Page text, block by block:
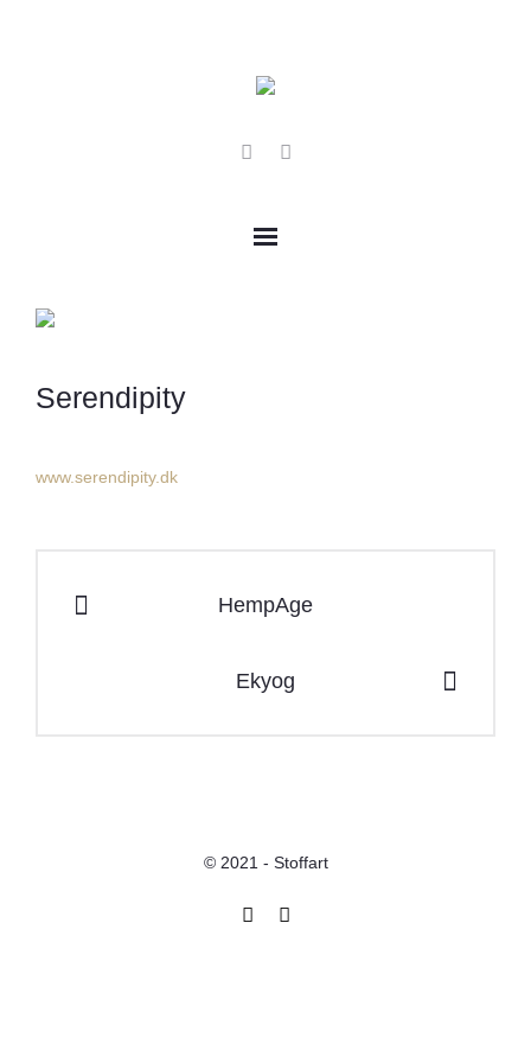
Serendipity
www.serendipity.dk
HempAge
Ekyog
© 2021 - Stoffart